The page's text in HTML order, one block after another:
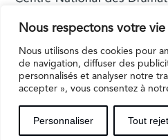
Nous respectons votre
Nous utilisons des cookies pour
de navigation, diffuser des
personnalisés et analyser notre
accepter », vous consentez à
Personnaliser Tout
Subventionné par le Ministère de
Il reçoit le soutien de la région Ile-
Espaces professionnels Contact
Inscription infolettre
Politique de